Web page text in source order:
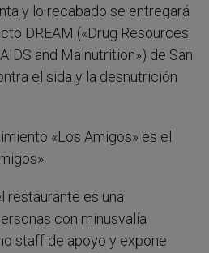
y lo recabado se entregará
DREAM («Drug Resources
and Malnutrition») de San
el sida y la desnutrición
«Los Amigos» es el
restaurante es una
con minusvalía
staff de apoyo y expone